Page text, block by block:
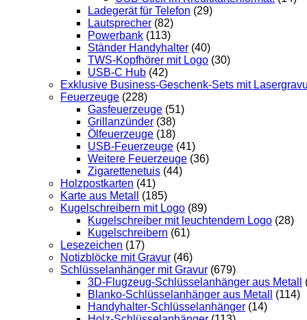
Ladegerät für Telefon (29)
Lautsprecher (82)
Powerbank (113)
Ständer Handyhalter (40)
TWS-Kopfhörer mit Logo (30)
USB-C Hub (42)
Exklusive Business-Geschenk-Sets mit
Feuerzeuge (228)
Gasfeuerzeuge (51)
Grillanzünder (38)
Ölfeuerzeuge (18)
USB-Feuerzeuge (41)
Weitere Feuerzeuge (36)
Zigarettenetuis (44)
Holzpostkarten (41)
Karte aus Metall
(185)
Kugelschreibern mit Logo (89)
Kugelschreiber mit leuchtendem Logo (28)
Kugelschreibern (61)
Lesezeichen (17)
Notizblöcke mit Gravur (46)
Schlüsselanhänger mit Gravur (679)
3D-Flugzeug-Schlüsselanhänger aus Metall
Blanko-Schlüsselanhänger aus Metall
(114)
Handyhalter-Schlüsselanhänger (14)